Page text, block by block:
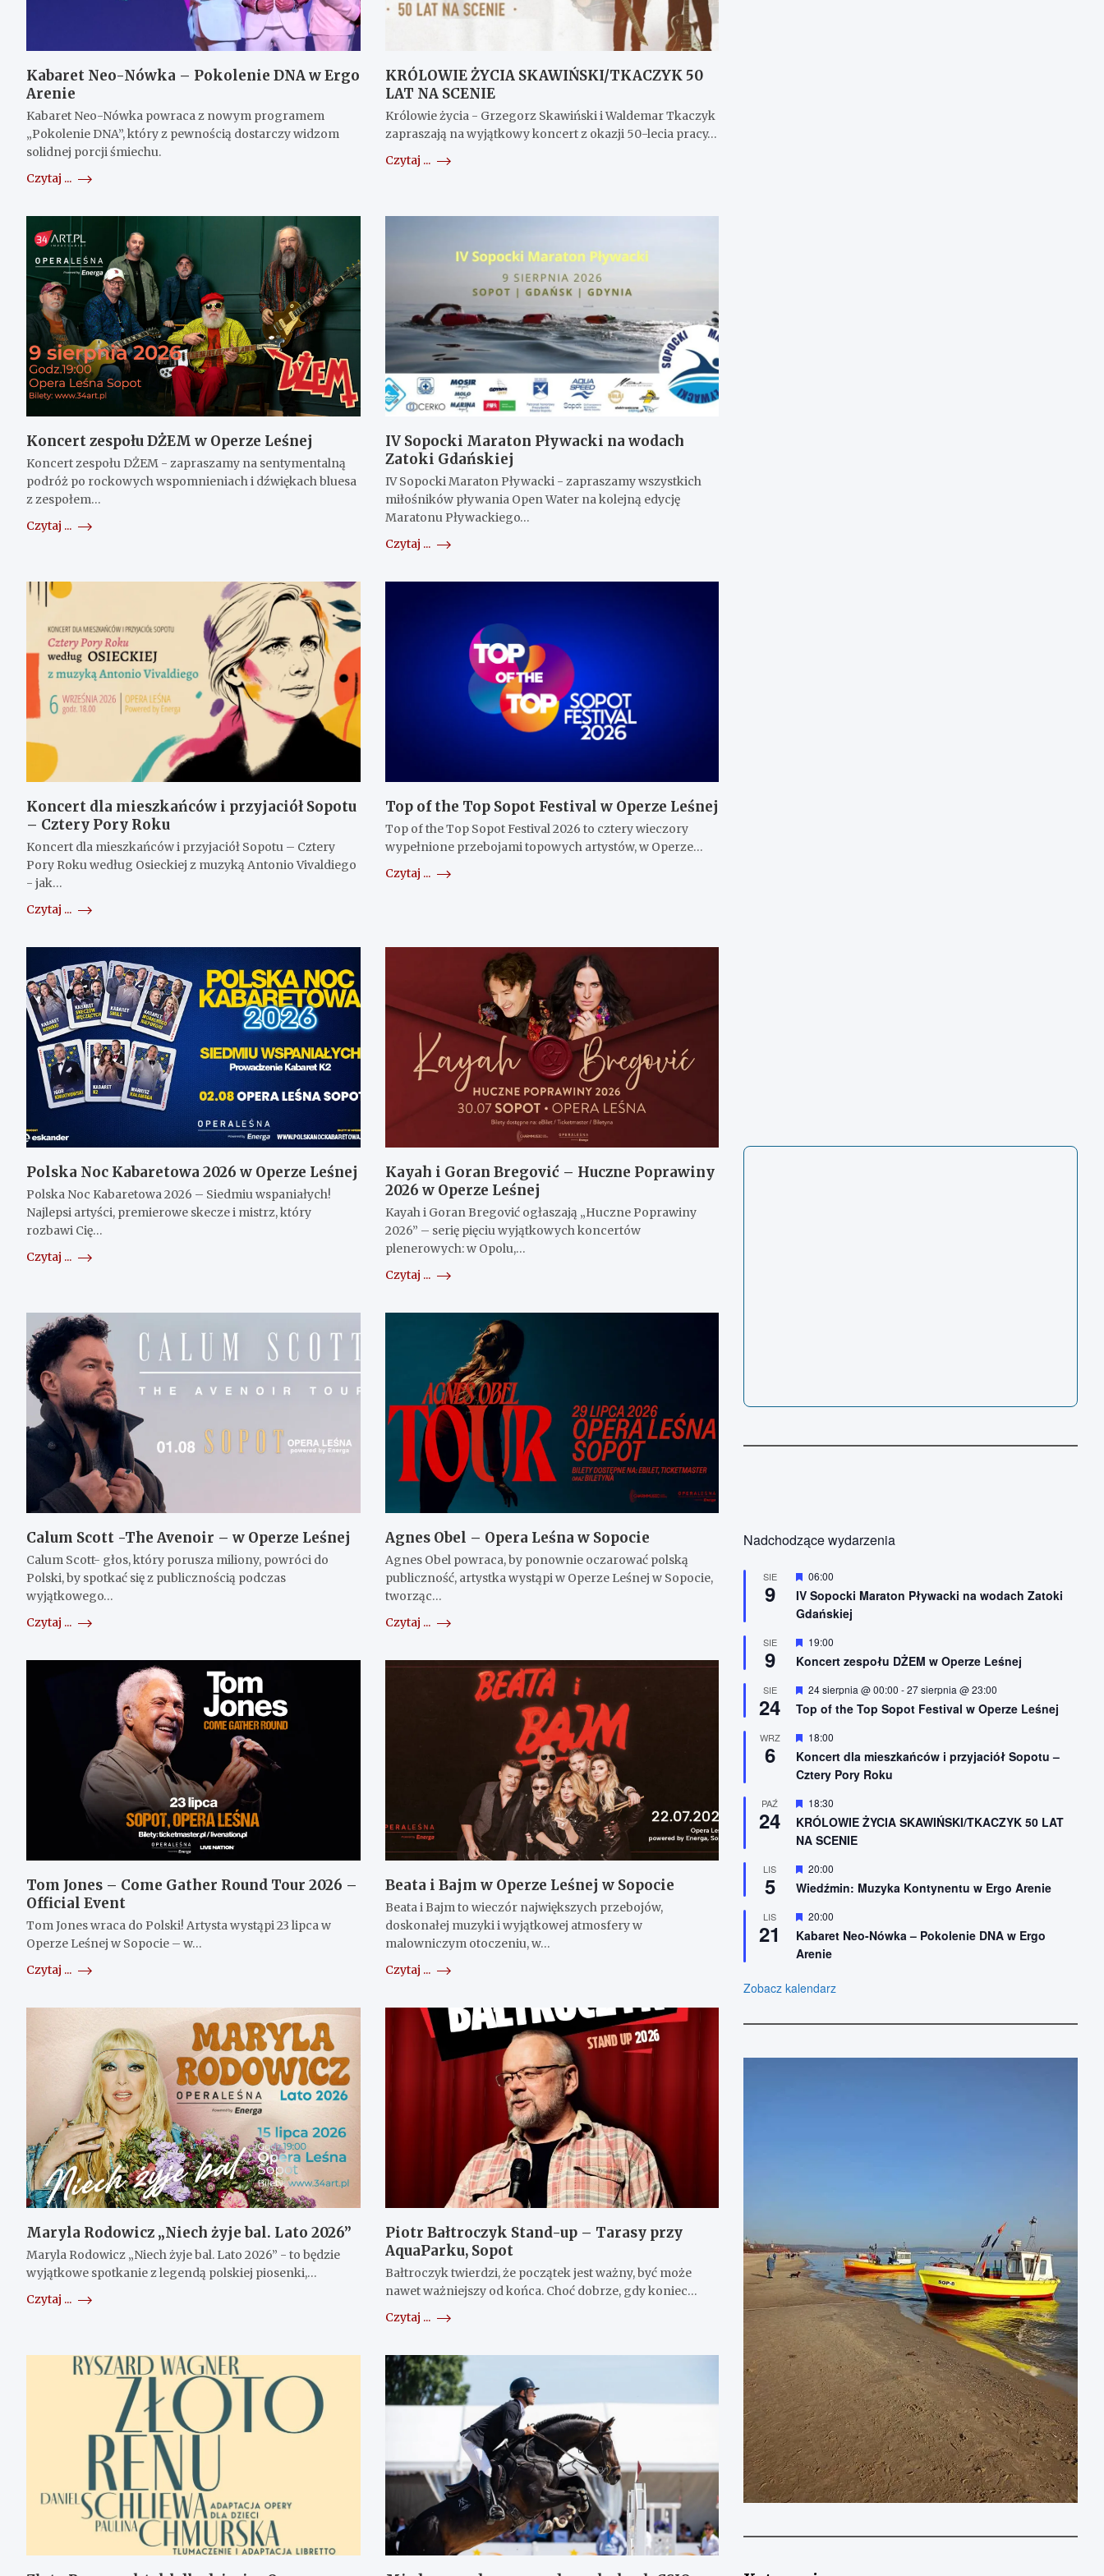
Kabaret Neo-Nówka – Pokolenie DNA w Ergo
Arenie
Kabaret Neo-Nówka powraca z nowym programem
„Pokolenie DNA”, który z pewnością dostarczy widzom
solidnej porcji śmiechu.
Czytaj ...
KRÓLOWIE ŻYCIA SKAWIŃSKI/TKACZYK 50
LAT NA SCENIE
Królowie życia - Grzegorz Skawiński i Waldemar Tkaczyk
zapraszają na wyjątkowy koncert z okazji 50-lecia pracy…
Czytaj ...
Koncert zespołu DŻEM w Operze Leśnej
Koncert zespołu DŻEM - zapraszamy na sentymentalną
podróż po rockowych wspomnieniach i dźwiękach bluesa
z zespołem…
Czytaj ...
IV Sopocki Maraton Pływacki na wodach
Zatoki Gdańskiej
IV Sopocki Maraton Pływacki - zapraszamy wszystkich
miłośników pływania Open Water na kolejną edycję
Maratonu Pływackiego…
Czytaj ...
Koncert dla mieszkańców i przyjaciół Sopotu
– Cztery Pory Roku
Koncert dla mieszkańców i przyjaciół Sopotu – Cztery
Pory Roku według Osieckiej z muzyką Antonio Vivaldiego
- jak…
Czytaj ...
Top of the Top Sopot Festival w Operze Leśnej
Top of the Top Sopot Festival 2026 to cztery wieczory
wypełnione przebojami topowych artystów, w Operze…
Czytaj ...
Polska Noc Kabaretowa 2026 w Operze Leśnej
Polska Noc Kabaretowa 2026 – Siedmiu wspaniałych!
Najlepsi artyści, premierowe skecze i mistrz, który
rozbawi Cię…
Czytaj ...
Kayah i Goran Bregović – Huczne Poprawiny
2026 w Operze Leśnej
Kayah i Goran Bregović ogłaszają „Huczne Poprawiny
2026” – serię pięciu wyjątkowych koncertów
plenerowych: w Opolu,…
Czytaj ...
Calum Scott -The Avenoir – w Operze Leśnej
Calum Scott- głos, który porusza miliony, powróci do
Polski, by spotkać się z publicznością podczas
wyjątkowego…
Czytaj ...
Agnes Obel – Opera Leśna w Sopocie
Agnes Obel powraca, by ponownie oczarować polską
publiczność, artystka wystąpi w Operze Leśnej w Sopocie,
tworząc…
Czytaj ...
Tom Jones – Come Gather Round Tour 2026 –
Official Event
Tom Jones wraca do Polski! Artysta wystąpi 23 lipca w
Operze Leśnej w Sopocie – w…
Czytaj ...
Beata i Bajm w Operze Leśnej w Sopocie
Beata i Bajm to wieczór największych przebojów,
doskonałej muzyki i wyjątkowej atmosfery w
malowniczym otoczeniu, w…
Czytaj ...
Maryla Rodowicz „Niech żyje bal. Lato 2026”
Maryla Rodowicz „Niech żyje bal. Lato 2026” - to będzie
wyjątkowe spotkanie z legendą polskiej piosenki,…
Czytaj ...
Piotr Bałtroczyk Stand-up – Tarasy przy
AquaParku, Sopot
Bałtroczyk twierdzi, że początek jest ważny, być może
nawet ważniejszy od końca. Choć dobrze, gdy koniec…
Czytaj ...
Nadchodzące wydarzenia
SIE
9
W
y
r
ó
n
o
e
06:00
IV Sopocki Maraton Pływacki na wodach Zatoki
Gdańskiej
SIE
9
W
r
ż
n
i
o
n
e
19:00
Koncert zespołu DŻEM w Operze Leśnej
SIE
24
W
r
ż
n
o
e
24 sierpnia @ 00:00 -27 sierpnia @ 23:00
Top of the Top Sopot Festival w Operze Leśnej
WRZ
6
W
r
ó
n
i
o
n
18:00
Koncert dla mieszkańców i przyjaciół Sopotu –
Cztery Pory Roku
PAŹ
24
W
y
r
ó
n
i
o
e
18:30
KRÓLOWIE ŻYCIA SKAWIŃSKI/TKACZYK 50 LAT
NA SCENIE
LIS
5
W
y
r
ż
n
o
e
20:00
Wiedźmin: Muzyka Kontynentu w Ergo Arenie
LIS
21
W
y
r
ó
i
n
20:00
Kabaret Neo-Nówka – Pokolenie DNA w Ergo
Arenie
Zobacz kalendarz